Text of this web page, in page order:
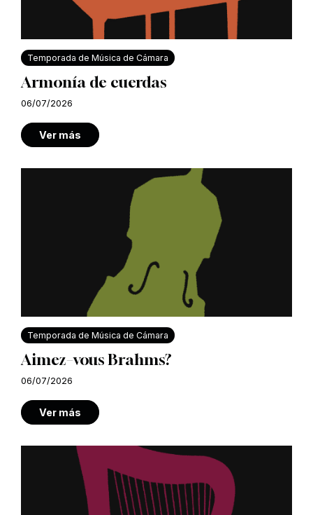
Temporada de Música de Cámara
Armonía de cuerdas
06/07/2026
Ver más
Temporada de Música de Cámara
Aimez–vous Brahms?
06/07/2026
Ver más